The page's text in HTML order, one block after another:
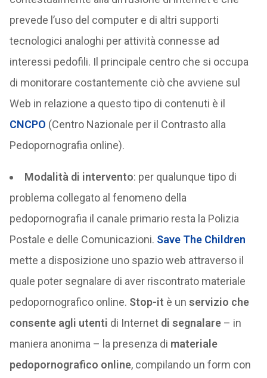
prevede l’uso del computer e di altri supporti
tecnologici analoghi per attività connesse ad
interessi pedofili. Il principale centro che si occupa
di monitorare costantemente ciò che avviene sul
Web in relazione a questo tipo di contenuti è il
CNCPO (Centro Nazionale per il Contrasto alla
Pedopornografia online).
Modalità di intervento: per qualunque tipo di
problema collegato al fenomeno della
pedopornografia il canale primario resta la Polizia
Postale e delle Comunicazioni. Save The Children
mette a disposizione uno spazio web attraverso il
quale poter segnalare di aver riscontrato materiale
pedopornografico online. Stop-it è un servizio che
consente agli utenti di Internet di segnalare– in
maniera anonima – la presenza di materiale
pedopornografico online, compilando un form con